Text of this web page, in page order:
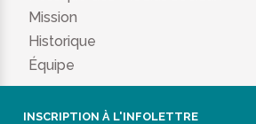
Mission
Historique
Équipe
INSCRIPTION À L'INFOLETTRE